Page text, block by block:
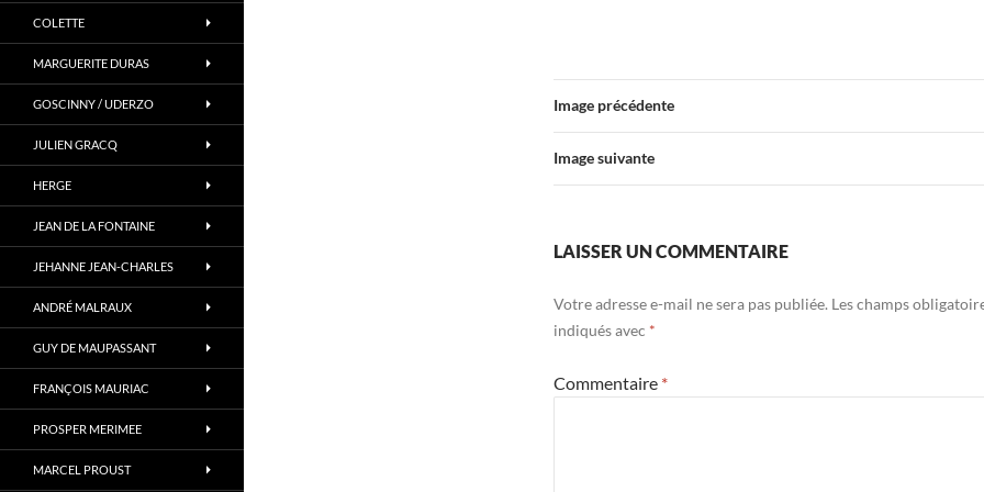
Image précédente
Image suivante
LAISSER UN COMMENTAIRE
Votre adresse e-mail ne sera pas publiée. Les champs
indiqués avec *
Commentaire *
COLETTE
MARGUERITE DURAS
GOSCINNY / UDERZO
JULIEN GRACQ
HERGE
JEAN DE LA FONTAINE
JEHANNE JEAN-CHARLES
ANDRÉ MALRAUX
GUY DE MAUPASSANT
FRANÇOIS MAURIAC
PROSPER MERIMEE
MARCEL PROUST